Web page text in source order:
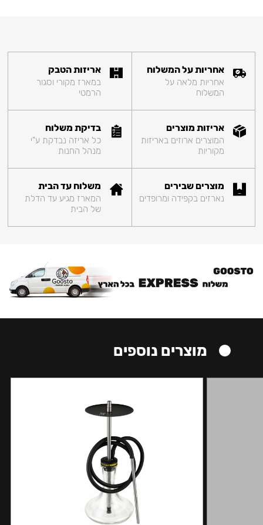
אחריות על המשלוח
אחריות מלאה על
המשלוח
אריזות הטבק
במארז מקורי וסגור
הרמטי
אריזות מוצרים
המוצרים ארוזים באריזות
מקוריות
בדיקת משלוח
כל אריזה נבדקת ע"י
מנהל החנות
מוצרים שבירים
נארזים בקפידה ומרופדים
משלוח עד הבית
המארז מגיע עד הדלת
של הבית
מוצרים נוספים